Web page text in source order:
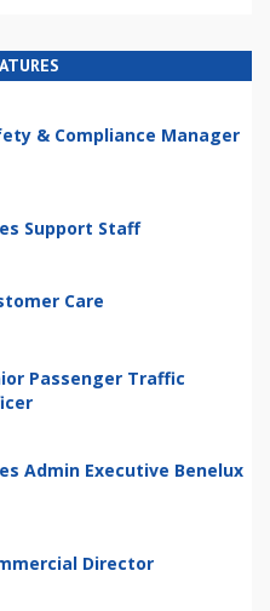
& Compliance Manager
Support Staff
Care
Passenger Traffic
Admin Executive Benelux
Director